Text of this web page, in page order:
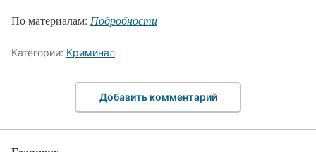
По материалам: Подробности
Категории: Криминал
Добавить комментарий